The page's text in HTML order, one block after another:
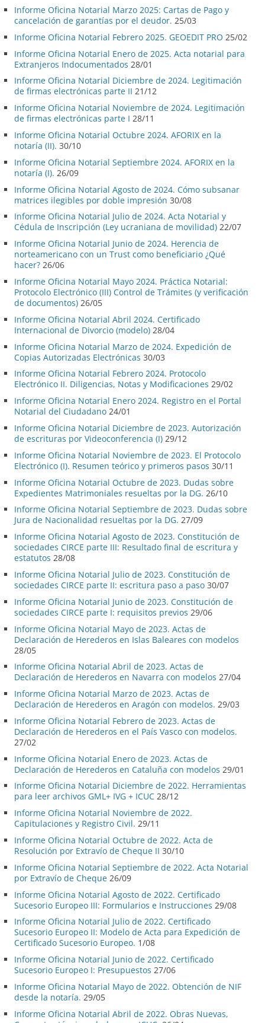
Informe Oficina Notarial Marzo 2025: Cartas de Pago y
cancelación de garantías por el deudor. 25/03
Informe Oficina Notarial Febrero 2025. GEOEDIT PRO 25/02
Informe Oficina Notarial Enero de 2025. Acta notarial para
Extranjeros Indocumentados 28/01
Informe Oficina Notarial Diciembre de 2024. Legitimación
de firmas electrónicas parte II 21/12
Informe Oficina Notarial Noviembre de 2024. Legitimación
de firmas electrónicas parte I 28/11
Informe Oficina Notarial Octubre 2024. AFORIX en la
notaría (II). 30/10
Informe Oficina Notarial Septiembre 2024. AFORIX en la
notaría (I). 26/09
Informe Oficina Notarial Agosto de 2024. Cómo subsanar
matrices ilegibles por doble impresión 30/08
Informe Oficina Notarial Julio de 2024. Acta Notarial y
Cédula de Inscripción (Ley ucraniana de movilidad) 22/07
Informe Oficina Notarial Junio de 2024. Herencia de
norteamericano con un Trust como beneficiario ¿Qué
hacer? 26/06
Informe Oficina Notarial Mayo 2024. Práctica Notarial:
Protocolo Electrónico (III) Control de Trámites (y verificación
de documentos) 26/05
Informe Oficina Notarial Abril 2024. Certificado
Internacional de Divorcio (modelo) 28/04
Informe Oficina Notarial Marzo de 2024. Expedición de
Copias Autorizadas Electrónicas 30/03
Informe Oficina Notarial Febrero 2024. Protocolo
Electrónico II. Diligencias, Notas y Modificaciones 29/02
Informe Oficina Notarial Enero 2024. Registro en el Portal
Notarial del Ciudadano 24/01
Informe Oficina Notarial Diciembre de 2023. Autorización
de escrituras por Videoconferencia (I) 29/12
Informe Oficina Notarial Noviembre de 2023. El Protocolo
Electrónico (I). Resumen teórico y primeros pasos 30/11
Informe Oficina Notarial Octubre de 2023. Dudas sobre
Expedientes Matrimoniales resueltas por la DG. 26/10
Informe Oficina Notarial Septiembre de 2023. Dudas sobre
Jura de Nacionalidad resueltas por la DG. 27/09
Informe Oficina Notarial Agosto de 2023. Constitución de
sociedades CIRCE parte III: Resultado final de escritura y
estatutos 28/08
Informe Oficina Notarial Julio de 2023. Constitución de
sociedades CIRCE parte II: escritura paso a paso 30/07
Informe Oficina Notarial Junio de 2023. Constitución de
sociedades CIRCE parte I: requisitos previos 29/06
Informe Oficina Notarial Mayo de 2023. Actas de
Declaración de Herederos en Islas Baleares con modelos
28/05
Informe Oficina Notarial Abril de 2023. Actas de
Declaración de Herederos en Navarra con modelos 27/04
Informe Oficina Notarial Marzo de 2023. Actas de
Declaración de Herederos en Aragón con modelos. 29/03
Informe Oficina Notarial Febrero de 2023. Actas de
Declaración de Herederos en el País Vasco con modelos.
27/02
Informe Oficina Notarial Enero de 2023. Actas de
Declaración de Herederos en Cataluña con modelos 29/01
Informe Oficina Notarial Diciembre de 2022. Herramientas
para leer archivos GML+ IVG + ICUC 28/12
Informe Oficina Notarial Noviembre de 2022.
Capitulaciones y Registro Civil. 29/11
Informe Oficina Notarial Octubre de 2022. Acta de
Resolución por Extravío de Cheque II 30/10
Informe Oficina Notarial Septiembre de 2022. Acta Notarial
por Extravío de Cheque 26/09
Informe Oficina Notarial Agosto de 2022. Certificado
Sucesorio Europeo III: Formularios e Instrucciones 29/08
Informe Oficina Notarial Julio de 2022. Certificado
Sucesorio Europeo II: Modelo de Acta para Expedición de
Certificado Sucesorio Europeo. 1/08
Informe Oficina Notarial Junio de 2022. Certificado
Sucesorio Europeo I: Presupuestos 27/06
Informe Oficina Notarial Mayo de 2022. Obtención de NIF
desde la notaría. 29/05
Informe Oficina Notarial Abril de 2022. Obras Nuevas,